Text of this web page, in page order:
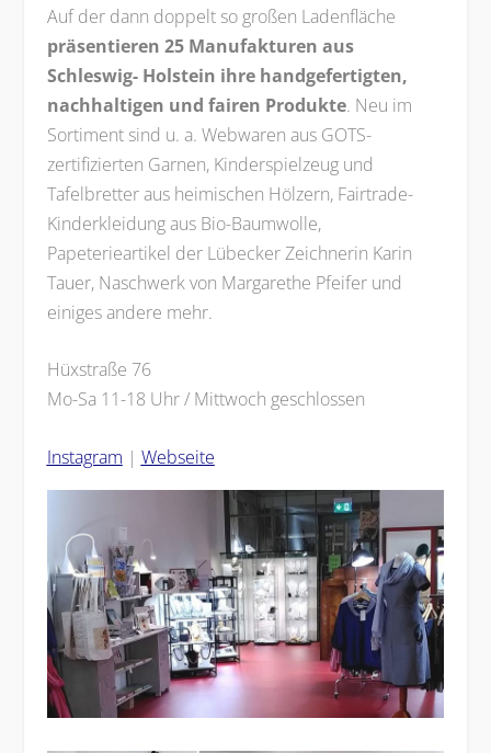
Auf der dann doppelt so großen Ladenfläche
präsentieren 25 Manufakturen aus
Schleswig- Holstein ihre handgefertigten,
nachhaltigen und fairen Produkte. Neu im
Sortiment sind u. a. Webwaren aus GOTS-
zertifizierten Garnen, Kinderspielzeug und
Tafelbretter aus heimischen Hölzern, Fairtrade-
Kinderkleidung aus Bio-Baumwolle,
Papeterieartikel der Lübecker Zeichnerin Karin
Tauer, Naschwerk von Margarethe Pfeifer und
einiges andere mehr.
Hüxstraße 76
Mo-Sa 11-18 Uhr / Mittwoch geschlossen
Instagram | Webseite